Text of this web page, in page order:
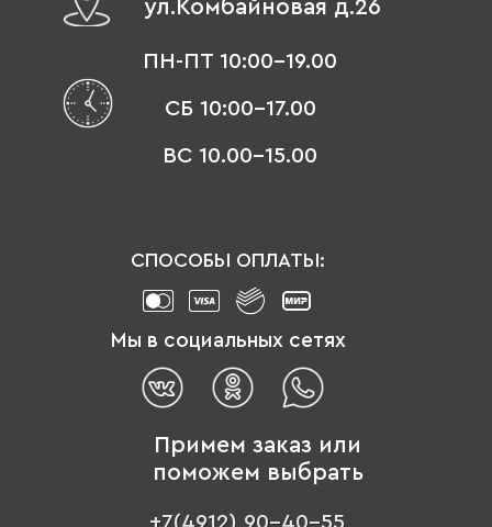
ул.Комбайновая д.26
ПН-ПТ 10:00-19.00
СБ 10:00-17.00
ВС 10.00-15.00
СПОСОБЫ ОПЛАТЫ:
Мы в социальных сетях
Примем заказ или
поможем выбрать
+7(4912) 90-40-55